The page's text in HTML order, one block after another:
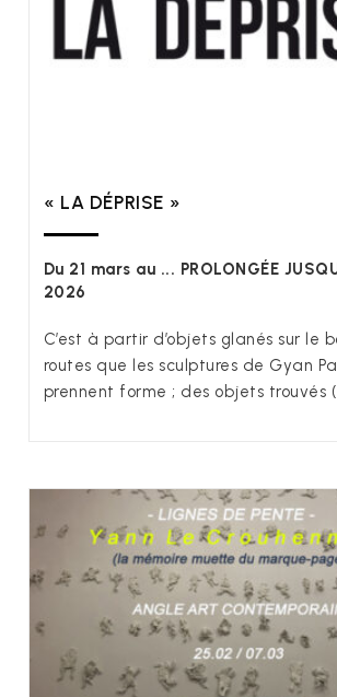
« LA DÉPRISE »
Du 21 mars au ... PROLONGÉE
2026
C’est à partir d’objets glanés sur le
routes que les sculptures de Gyan
prennent forme ; des objets trouvés